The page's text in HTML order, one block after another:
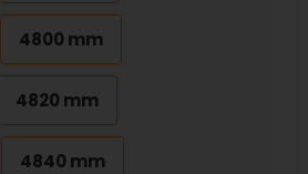
4800 mm
4820 mm
4840 mm